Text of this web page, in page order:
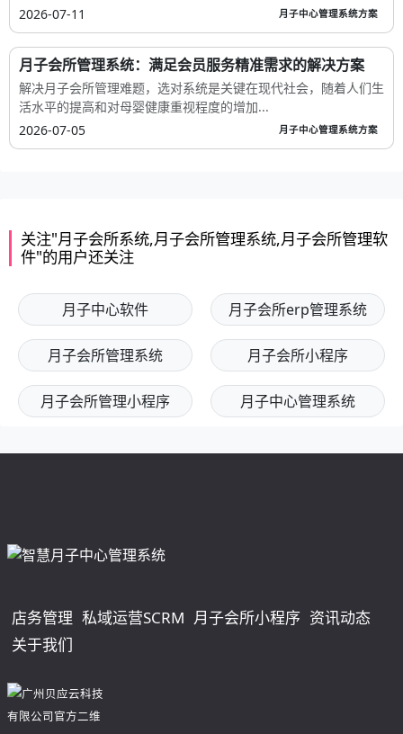
2026-07-11
月子中心管理系统方案
月子会所管理系统：满足会员服务精准需求的解决方案
解决月子会所管理难题，选对系统是关键在现代社会，随着人们生
活水平的提高和对母婴健康重视程度的增加...
2026-07-05
月子中心管理系统方案
关注"月子会所系统,月子会所管理系统,月子会所管理软
件"的用户还关注
月子中心软件 月子会所erp管理系统
月子会所管理系统 月子会所小程序
月子会所管理小程序 月子中心管理系统
店务管理 私域运营SCRM 月子会所小程序 资讯动态
关于我们